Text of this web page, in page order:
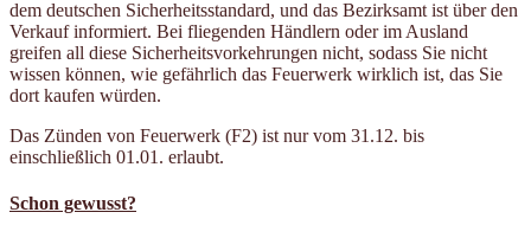
dem deutschen Sicherheitsstandard, und das Bezirksamt ist über den
Verkauf informiert. Bei fliegenden Händlern oder im Ausland
greifen all diese Sicherheitsvorkehrungen nicht, sodass Sie nicht
wissen können, wie gefährlich das Feuerwerk wirklich ist, das Sie
dort kaufen würden.
Das Zünden von Feuerwerk (F2) ist nur vom 31.12. bis
einschließlich 01.01. erlaubt.
Schon gewusst?